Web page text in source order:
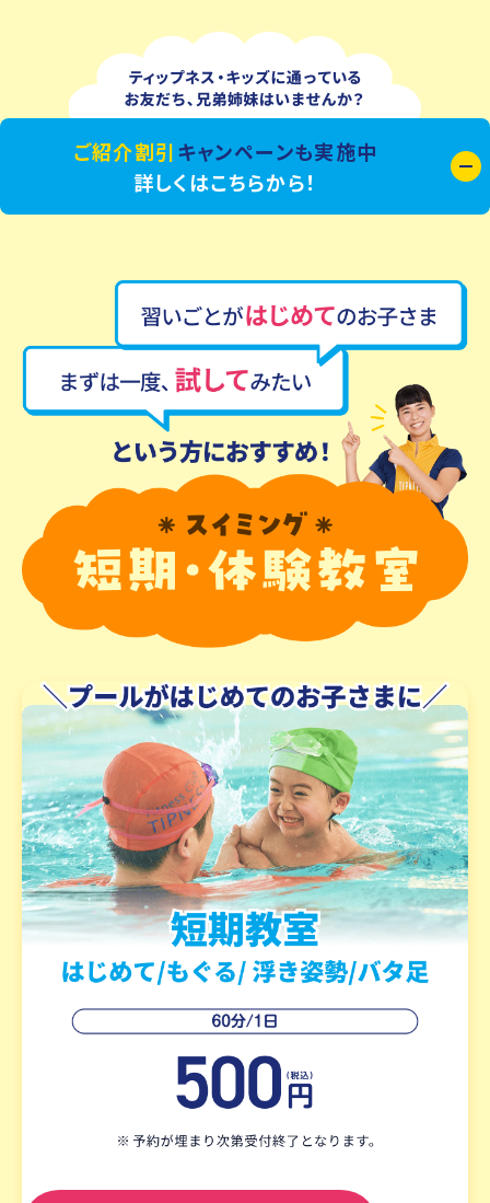
ご紹介割引 キャンペーンも実施中
詳しくはこちらから！